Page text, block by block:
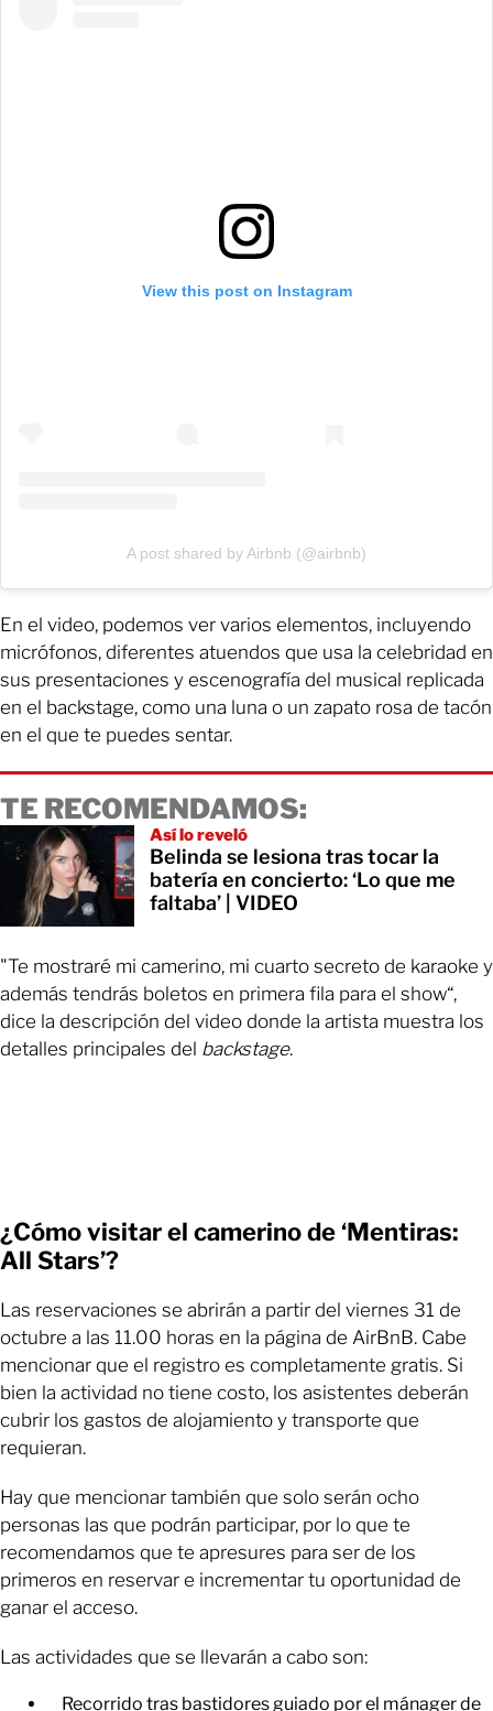
View this post on Instagram
A post shared by Airbnb (@airbnb)
En el video, podemos ver varios elementos, incluyendo
micrófonos, diferentes atuendos que usa la celebridad en
sus presentaciones y escenografía del musical replicada
en el backstage, como una luna o un zapato rosa de tacón
en el que te puedes sentar.
TE RECOMENDAMOS:
Así lo reveló
Belinda se lesiona tras tocar la
batería en concierto: ‘Lo que me
faltaba’ | VIDEO
"Te mostraré mi camerino, mi cuarto secreto de karaoke y
además tendrás boletos en primera fila para el show“,
dice la descripción del video donde la artista muestra los
detalles principales del backstage.
¿Cómo visitar el camerino de ‘Mentiras:
All Stars’?
Las reservaciones se abrirán a partir del viernes 31 de
octubre a las 11.00 horas en la página de AirBnB. Cabe
mencionar que el registro es completamente gratis. Si
bien la actividad no tiene costo, los asistentes deberán
cubrir los gastos de alojamiento y transporte que
requieran.
Hay que mencionar también que solo serán ocho
personas las que podrán participar, por lo que te
recomendamos que te apresures para ser de los
primeros en reservar e incrementar tu oportunidad de
ganar el acceso.
Las actividades que se llevarán a cabo son:
Recorrido tras bastidores guiado por el mánager de